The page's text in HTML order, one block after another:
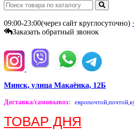
09:00-23:00(через сайт круглосуточно)
Заказать обратный звонок
Минск, улица Макаёнка, 12Б
Доставка/самовывоз: европочтой,почтой,
ТОВАР ДНЯ